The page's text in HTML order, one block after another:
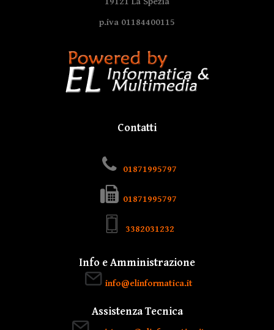
p.iva 01184400115
Contatti
01871995797
01871995797
3382031232
Info e Amministrazione
info@elinformatica.it
Assistenza Tecnica